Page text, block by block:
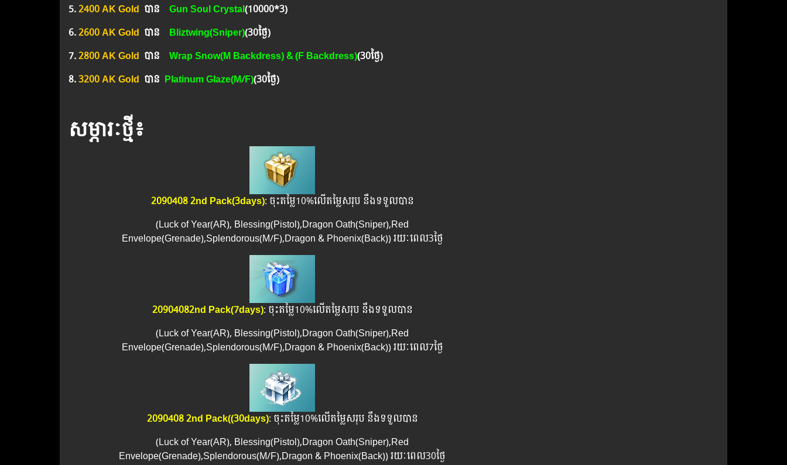
5.2400 AK Gold បាន ​​ Gun Soul Crystal(10000*3)
6.2600 AK Gold បាន Bliztwing(Sniper)(30ថ្ងៃ)
7.2800 AK Gold បាន Wrap Snow(M Backdress) & (F Backdress)(30ថ្ងៃ)
8.3200 AK Gold បាន Platinum Glaze(M/F)(30ថ្ងៃ)
សម្ភារៈថ្មី៖
2090408 2nd Pack(3days): ចុះតម្លៃ10%លើតម្លៃសរុប នឹងទទួលបាន
(Luck of Year(AR), Blessing(Pistol),Dragon Oath(Sniper),Red
Envelope(Grenade),Splendorous(M/F),Dragon & Phoenix(Back)) រយៈពេល​3ថ្ងៃ
20904082nd Pack(7days): ចុះតម្លៃ10%លើតម្លៃសរុប នឹងទទួលបាន
(Luck of Year(AR), Blessing(Pistol),Dragon Oath(Sniper),Red
Envelope(Grenade),Splendorous(M/F),Dragon & Phoenix(Back)) រយៈពេល​​7ថ្ងៃ
2090408 2nd Pack((30days): ចុះតម្លៃ10%លើតម្លៃសរុប នឹងទទួលបាន
(Luck of Year(AR), Blessing(Pistol),Dragon Oath(Sniper),Red
Envelope(Grenade),Splendorous(M/F),Dragon & Phoenix(Back)) រយៈពេល​​30ថ្ងៃ